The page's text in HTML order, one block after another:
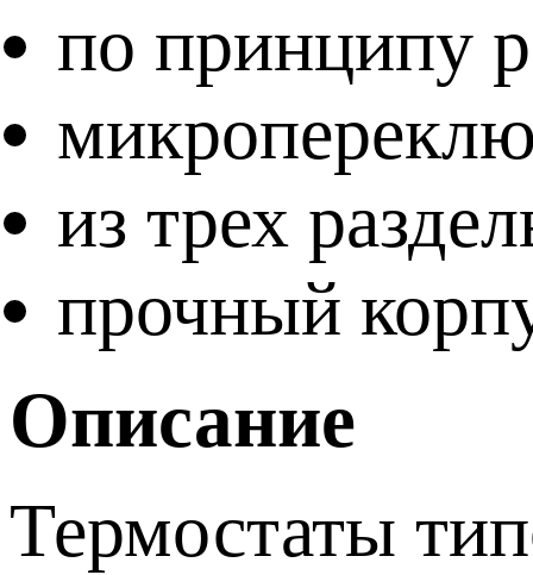
по принципу
из трех
прочный
Описание
Термостаты